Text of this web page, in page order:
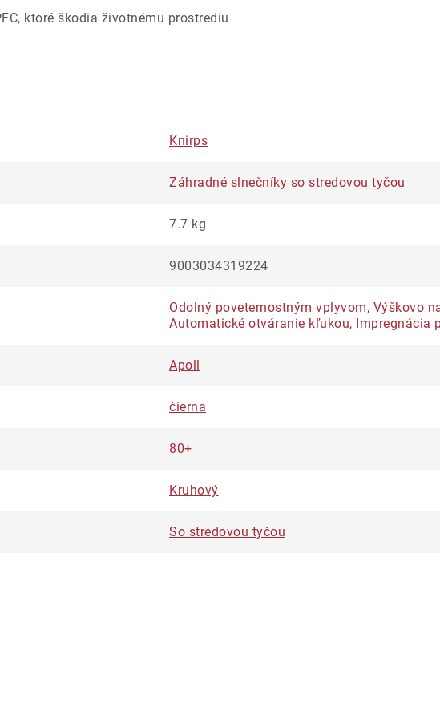
ktoré škodia životnému prostrediu
Knirps
Záhradné slnečníky so stredovou tyčou
7.7 kg
9003034319224
Odolný poveternostným vplyvom, Výškovo
Automatické otváranie kľukou, Impregnácia
Apoll
čierna
80+
Kruhový
So stredovou tyčou